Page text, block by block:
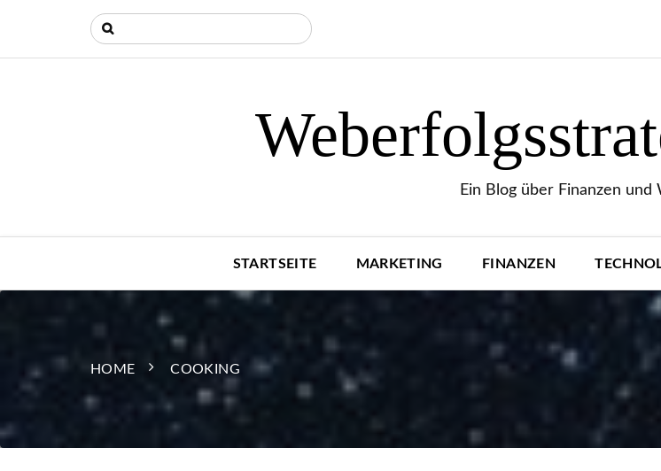
Ein Blog über Finanzen und
STARTSEITE MARKETING FINANZEN
HOME COOKING